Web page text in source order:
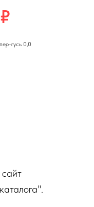
₽
гусь 0,0